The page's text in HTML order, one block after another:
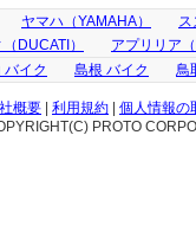
ヤマハ（YAMAHA）
ス
DUCATI）
アプリリア
バイク 島根 バイク 鳥
概要 利用規約
個人情報の
PROTO